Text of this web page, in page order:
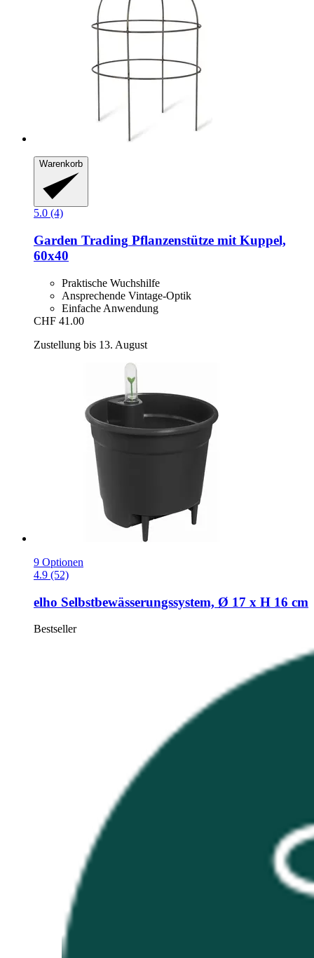
Warenkorb
5.0 (4)
Garden Trading Pflanzenstütze mit Kuppel,
60x40
Praktische Wuchshilfe
Ansprechende Vintage-Optik
Einfache Anwendung
CHF 41.00
Zustellung bis 13. August
9 Optionen
4.9 (52)
elho Selbstbewässerungssystem, Ø 17 x H 16 cm
Bestseller